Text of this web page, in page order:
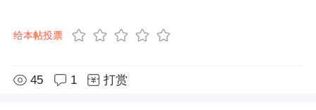
给本帖投票
45 1 打赏